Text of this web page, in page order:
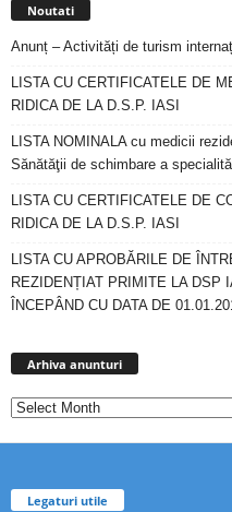
Noutati
Anunț – Activități de turism
LISTA CU CERTIFICATELE DE
RIDICA DE LA D.S.P. IASI
LISTA NOMINALA cu medicii
Sănătăţii de schimbare a
LISTA CU CERTIFICATELE DE
RIDICA DE LA D.S.P. IASI
LISTA CU APROBĂRILE DE
REZIDENȚIAT PRIMITE LA DSP
ÎNCEPÂND CU DATA DE
Arhiva anunturi
Legaturi utile